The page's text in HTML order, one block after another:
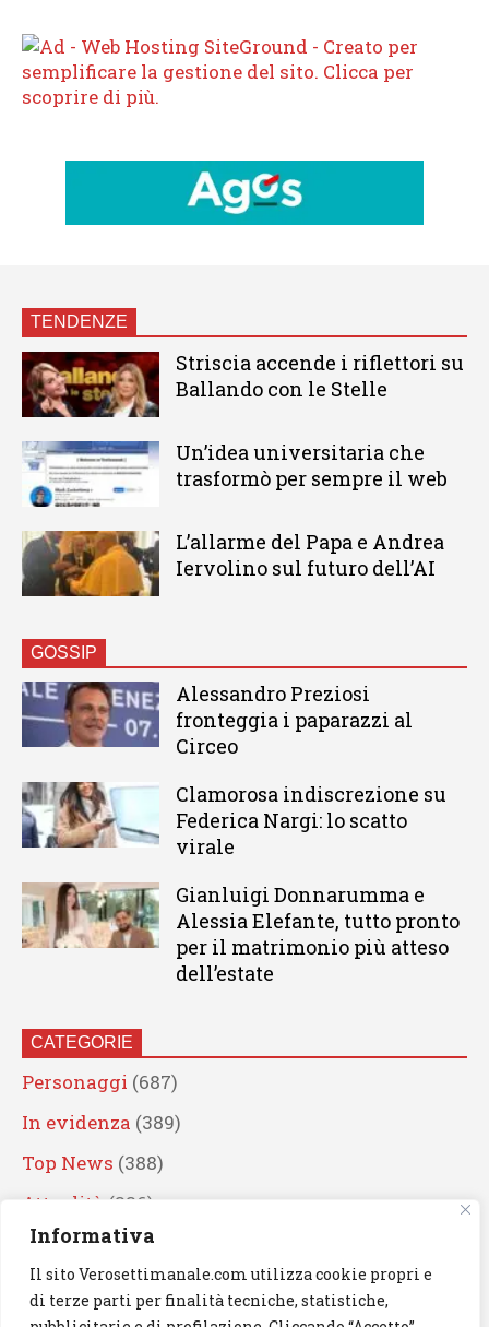
Informativa
Il sito Verosettimanale.com utilizza cookie propri e
di terze parti per finalità tecniche, statistiche,
TENDENZE
Striscia accende i riflettori su
Ballando con le Stelle
Un’idea universitaria che
trasformò per sempre il web
L’allarme del Papa e Andrea
Iervolino sul futuro dell’AI
GOSSIP
Alessandro Preziosi
fronteggia i paparazzi al
Circeo
Clamorosa indiscrezione su
Federica Nargi: lo scatto
virale
Gianluigi Donnarumma e
Alessia Elefante, tutto pronto
per il matrimonio più atteso
dell’estate
CATEGORIE
Personaggi (687)
In evidenza (389)
Top News (388)
Attualità (336)
Eventi(330)
Artisti (241)